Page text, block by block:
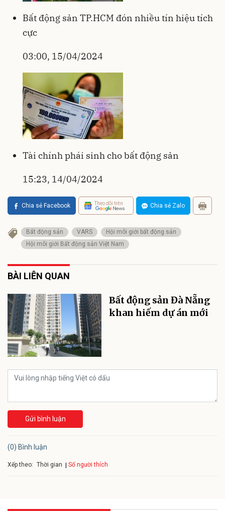
Bất động sản TP.HCM đón nhiều tín hiệu tích
cực
03:00, 15/04/2024
Tài chính phái sinh cho bất động sản
15:23, 14/04/2024
Chia sẻ Facebook Theo dõi trên Chia sẻ Zalo
Bất động sản VARS
Hội môi giới bất động sản
Hội môi giới Bất động sản Việt Nam
BÀI LIÊN QUAN
Bất động sản Đà Nẵng
khan hiếm dự án mới
Gửi bình luận
(0) Bình luận
Xếp theo: Thời gian Số người thích